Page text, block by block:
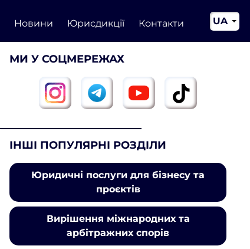
Новини Юрисдикції Контакти
UA
EN
МИ У СОЦМЕРЕЖАХ
ІНШІ ПОПУЛЯРНІ РОЗДІЛИ
Юридичні послуги для бізнесу та
проєктів
Вирішення міжнародних та
арбітражних спорів